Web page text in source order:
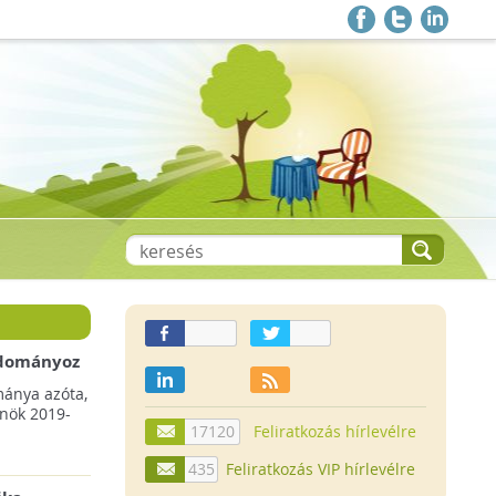
azóta,
2019-
17120
Feliratkozás hírlevélre
435
Feliratkozás VIP hírlevélre